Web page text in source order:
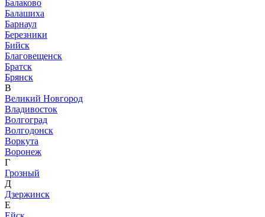
Балаково
Балашиха
Барнаул
Березники
Бийск
Благовещенск
Братск
Брянск
В
Великий Новгород
Владивосток
Волгоград
Волгодонск
Воркута
Воронеж
Г
Грозный
Д
Дзержинск
Е